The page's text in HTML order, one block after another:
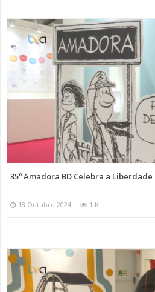
35º Amadora BD Celebra a Liberdade
18 Outubro 2024 1 K